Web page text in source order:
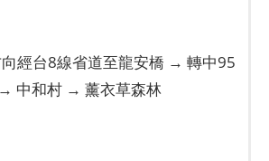
經台8線省道至龍安橋 → 轉中95
中和村 → 薰衣草森林